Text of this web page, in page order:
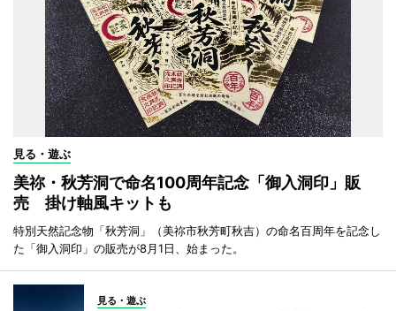
見る・遊ぶ
美祢・秋芳洞で命名100周年記念「御入洞印」販
売 掛け軸風キットも
特別天然記念物「秋芳洞」（美祢市秋芳町秋吉）の命名百周年を記念し
た「御入洞印」の販売が8月1日、始まった。
見る・遊ぶ